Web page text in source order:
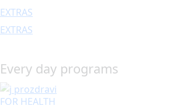
EXTRAS
EXTRAS
Every day programs
FOR HEALTH